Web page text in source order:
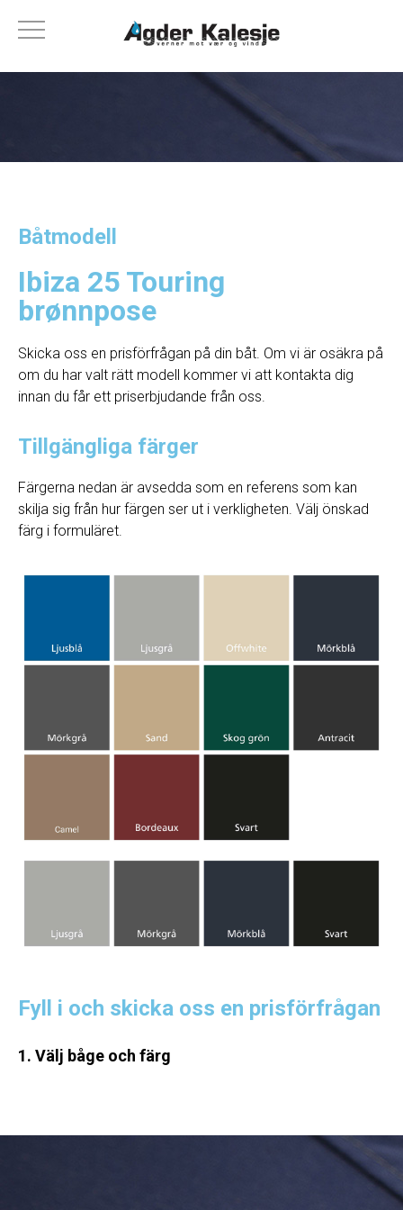
Båtmodell
Ibiza 25 Touring
brønnpose
Skicka oss en prisförfrågan på din båt. Om vi ​​är osäkra på
om du har valt rätt modell kommer vi att kontakta dig
innan du får ett priserbjudande från oss.
Tillgängliga färger
Färgerna nedan är avsedda som en referens som kan
skilja sig från hur färgen ser ut i verkligheten. Välj önskad
färg i formuläret.
Fyll i och skicka oss en prisförfrågan
1. Välj båge och färg